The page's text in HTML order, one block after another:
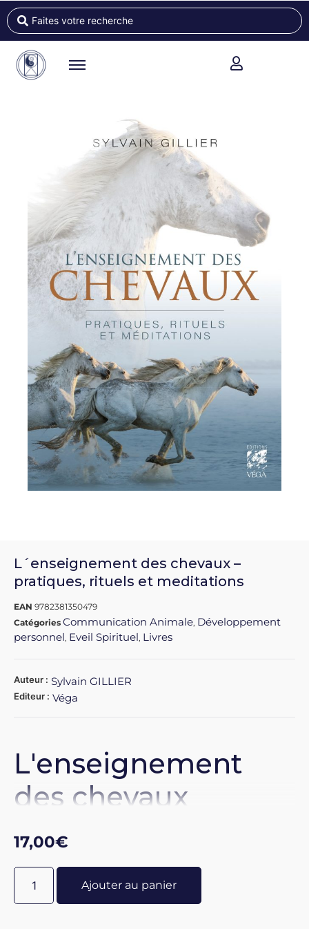
L´enseignement des chevaux –
pratiques, rituels et meditations
EAN 9782381350479
Catégories Communication Animale, Développement
personnel, Eveil Spirituel, Livres
Auteur : Sylvain GILLIER
Editeur : Véga
L'enseignement
des chevaux
Pratiques, rituels et
méditations
17,00€
Ajouter au panier